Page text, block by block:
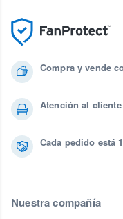
Compra y vende
Atención al
Cada pedido está
Nuestra compañía